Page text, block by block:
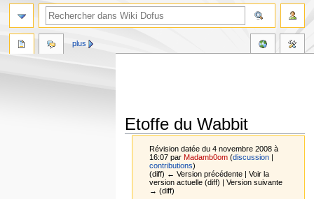
Etoffe du Wabbit
Révision datée du 4 novembre 2008 à
16:07 parMadamb0om (discussion |
contributions)
(diff) ← Version précédente | Voir la
version actuelle (diff) | Version suivante
→ (diff)
plus